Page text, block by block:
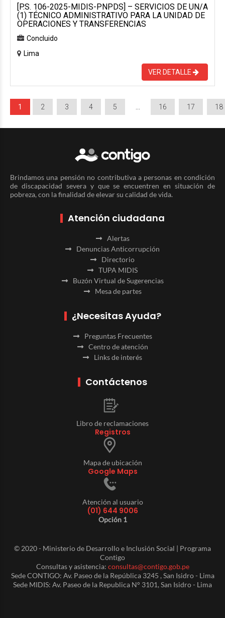
[P.S. 106-2025-MIDIS-PNPDS] – SERVICIOS DE UN/A
(1) TÉCNICO ADMINISTRATIVO PARA LA UNIDAD DE
OPERACIONES Y TRANSFERENCIAS
Concluido
Lima
VER DETALLE
1 2 3 4 5 16 17 18
Brindamos una pensión no contributiva a personas en condición
de discapacidad severa y que se encuentren en situación de
pobreza, con la finalidad de elevar su calidad de vida.
Atención ciudadana
Alertas
Denuncias Anticorrupción
Directorio
TUPA MIDIS
Buzón Virtual de Sugerencias
Mesa de partes
¿Necesitas Ayuda?
Preguntas Frecuentes
Centro de atención
Links de interés
Contáctenos
Libro de reclamaciones
Registros
Mapa de ubicación
Google Maps
Atención al usuario
(01) 644 9006
Opción 1
© 2020 - Ministerio de Desarrollo e Inclusión Social | Programa
Contigo
Consultas y asistencia: consultas@contigo.gob.pe
Sede CONTIGO: Av. Paseo de la República 3245 , San Isidro - Lima
Sede MIDIS: Av. Paseo de la Republica N° 3101, San Isidro - Lima